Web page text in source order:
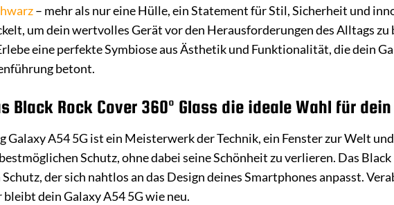
– mehr als nur eine Hülle, ein Statement für Stil, Sicherheit und
um dein wertvolles Gerät vor den Herausforderungen des Alltags
eine perfekte Symbiose aus Ästhetik und Funktionalität, die dein
betont.
Black Rock Cover 360° Glass die ideale Wahl für
Galaxy A54 5G ist ein Meisterwerk der Technik, ein Fenster zur Welt
Schutz, ohne dabei seine Schönheit zu verlieren. Das
der sich nahtlos an das Design deines Smartphones anpasst.
bleibt dein Galaxy A54 5G wie neu.